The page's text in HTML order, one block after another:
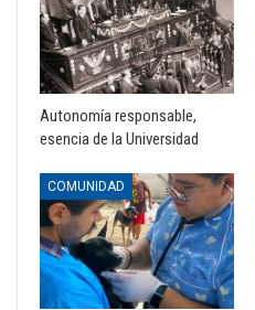
Autonomía responsable,
esencia de la Universidad
COMUNIDAD